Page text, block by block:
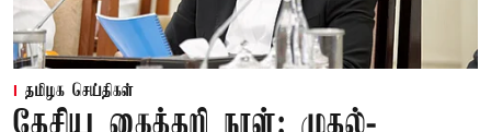
தமிழக செய்திகள்